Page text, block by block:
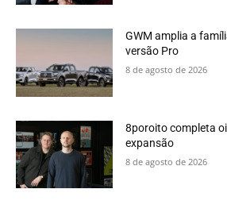
GWM amplia a
versão Pro
8 de agosto de 2026
8poroito completa
expansão
8 de agosto de 2026